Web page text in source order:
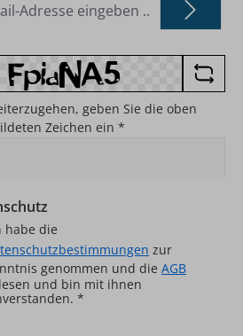
geben Sie die oben
Zeichen ein *
habe die
zur
genommen und die AGB
und bin mit ihnen
*